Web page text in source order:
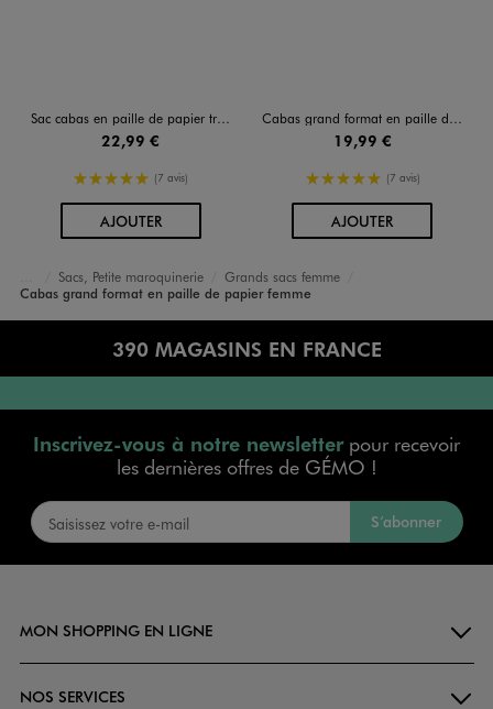
Sac cabas en paille de papier tressé et doré femme
22,99 €
5/5 de moyenne
(7 avis)
AJOUTERAU PANIER
Cabas grand format en paille de papier femme
19,99 €
5/5 de moyenne
(7 avis)
AJOUTERAU PANIER
Accueil
Femme
Sacs et Accessoires
Sacs, Petite maroquinerie
Grands sacs femme
Cabas grand format en paille de papier femme
390 MAGASINS EN FRANCE
Inscrivez-vous à notre newsletterpour recevoir
les dernières offres de GÉMO !
S’abonner
MON SHOPPING EN LIGNE
NOS SERVICES